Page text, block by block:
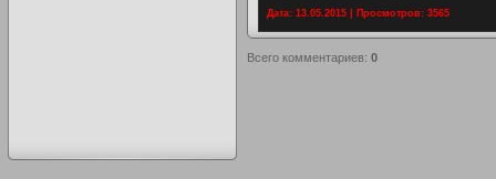
Дата: 13.05.2015 | Просмотров: 3565
Всего комментариев: 0